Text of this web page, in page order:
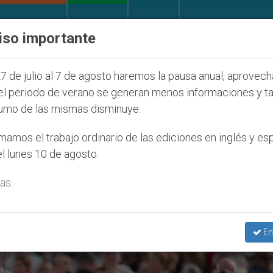
Seúl 2027
Del 21 De Septiembre De
importante
de julio al 7 de agosto haremos la pausa anual,
periodo de verano se generan menos informaciones y
de las mismas disminuye.
el trabajo ordinario de las ediciones en inglés y
lunes 10 de agosto.